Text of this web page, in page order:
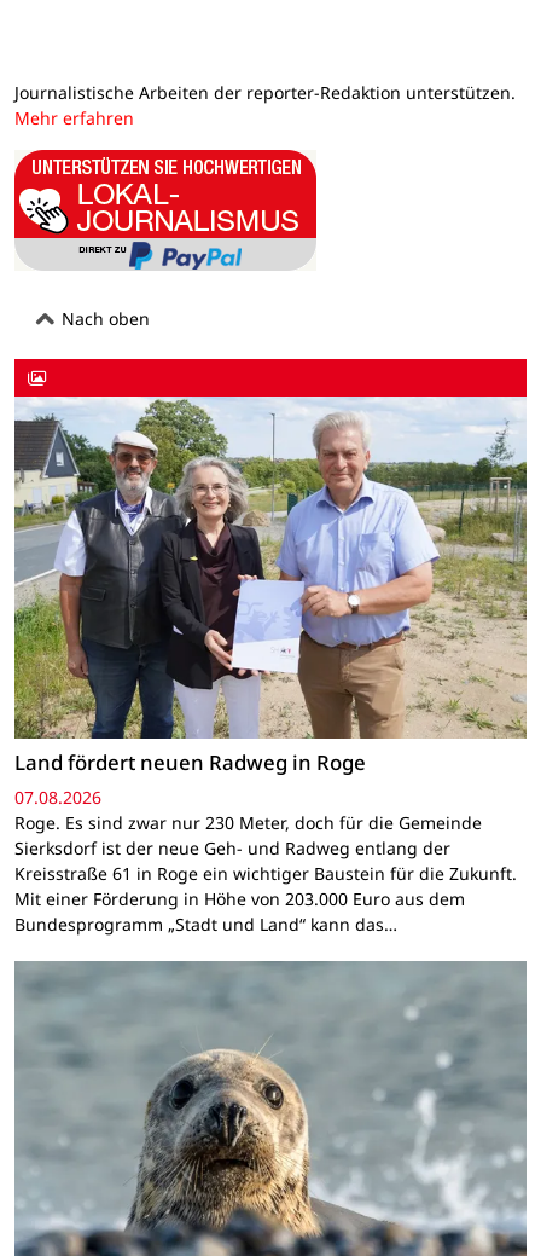
Journalistische Arbeiten der reporter-Redaktion unterstützen.
Mehr erfahren
Nach oben
Land fördert neuen Radweg in Roge
07.08.2026
Roge. Es sind zwar nur 230 Meter, doch für die Gemeinde
Sierksdorf ist der neue Geh- und Radweg entlang der
Kreisstraße 61 in Roge ein wichtiger Baustein für die Zukunft.
Mit einer Förderung in Höhe von 203.000 Euro aus dem
Bundesprogramm „Stadt und Land“ kann das…